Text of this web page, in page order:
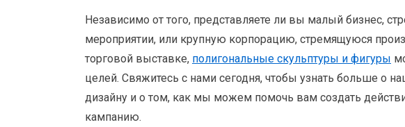
Независимо от того, представляете ли вы малый бизнес,
мероприятии, или крупную корпорацию, стремящуюся
торговой выставке, полигональные скульптуры и фигуры
целей. Свяжитесь с нами сегодня, чтобы узнать больше о
дизайну и о том, как мы можем помочь вам создать
кампанию.